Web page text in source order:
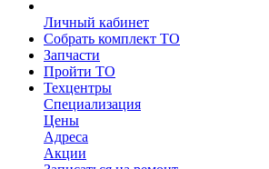
Личный кабинет
Собрать комплект ТО
Запчасти
Пройти ТО
Техцентры
Специализация
Цены
Адреса
Акции